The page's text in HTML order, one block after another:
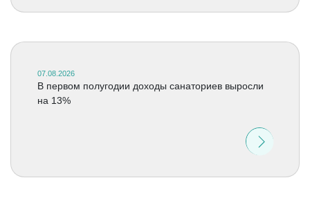
07.08.2026
В первом полугодии доходы санаториев выросли
на 13%